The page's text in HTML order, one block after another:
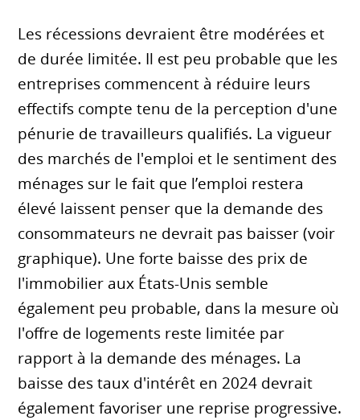
Les récessions devraient être modérées et
de durée limitée. Il est peu probable que les
entreprises commencent à réduire leurs
effectifs compte tenu de la perception d'une
pénurie de travailleurs qualifiés. La vigueur
des marchés de l'emploi et le sentiment des
ménages sur le fait que l’emploi restera
élevé laissent penser que la demande des
consommateurs ne devrait pas baisser (voir
graphique). Une forte baisse des prix de
l'immobilier aux États-Unis semble
également peu probable, dans la mesure où
l'offre de logements reste limitée par
rapport à la demande des ménages. La
baisse des taux d'intérêt en 2024 devrait
également favoriser une reprise progressive.